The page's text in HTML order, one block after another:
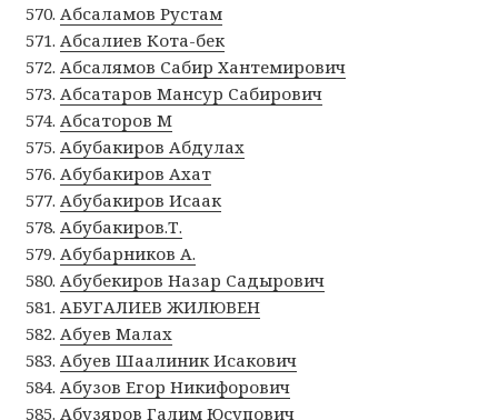
Абсаламов Рустам
Абсалиев Кота-бек
Абсалямов Сабир Хантемирович
Абсатаров Мансур Сабирович
Абсаторов М
Абубакиров Абдулах
Абубакиров Ахат
Абубакиров Исаак
Абубакиров.Т.
Абубарников А.
Абубекиров Назар Садырович
АБУГАЛИЕВ ЖИЛЮВЕН
Абуев Малах
Абуев Шаалиник Исакович
Абузов Егор Никифорович
Абузяров Галим Юсупович